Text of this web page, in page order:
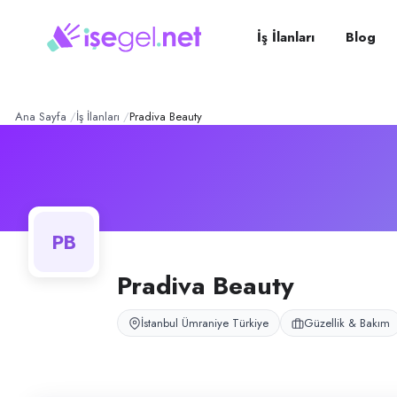
Beauty – Şirket
Pradiva Beauty, İstanbul Ümraniye Ataşehir Bölgesi Yeni Finans
pozisyonlar
Protez Tırnak Uzmanı
İş İlanları Blog
Ana Sayfa İş İlanları Pradiva Beauty
PB
Pradiva Beauty
İstanbul Ümraniye Türkiye Güzellik & Bakım